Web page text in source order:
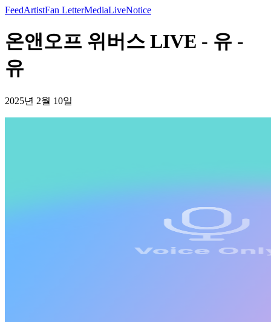
FeedArtistFan LetterMediaLiveNotice
온앤오프 위버스 LIVE - 유 -
유
2025년 2월 10일